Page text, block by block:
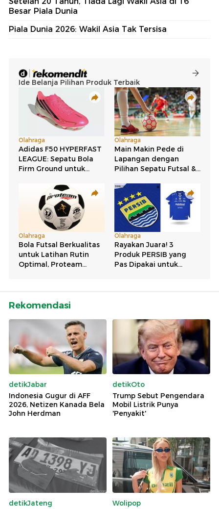
Besar Piala Dunia
Piala Dunia 2026: Wakil Asia Tak Tersisa
Rekomendasi
detikJabar
Indonesia Gugur di AFF
2026, Netizen Kanada Bela
John Herdman
detikOto
Trump Sebut Pengendara
Mobil Listrik Punya
'Penyakit'
detikJateng
Wolipop